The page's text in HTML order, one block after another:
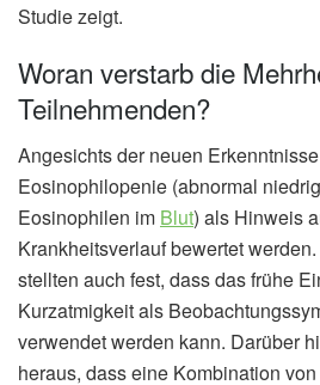
Studie zeigt.
Woran verstarb die
Teilnehmenden?
Angesichts der neuen
Eosinophilopenie (abnormal
Eosinophilen im Blut) als Hinweis
Krankheitsverlauf bewertet
stellten auch fest, dass das frühe
Kurzatmigkeit als
verwendet werden kann. Darüber
heraus, dass eine Kombination